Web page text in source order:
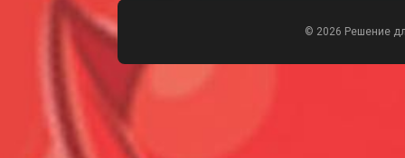
© 2026 Решение